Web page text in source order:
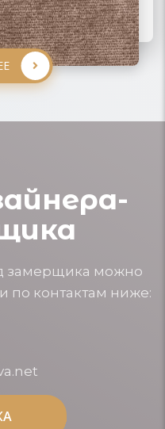
ПОДРОБНЕЕ
замерщика можно
по контактам ниже: